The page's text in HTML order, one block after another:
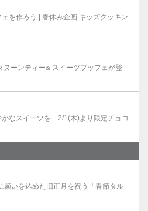
を作ろう | 春休み企画 キッズクッキン
ヌーンティー& スイーツブッフェが登
かなスイーツを 2/1(木)より限定チョコ
願いを込めた旧正月を祝う「春節タル